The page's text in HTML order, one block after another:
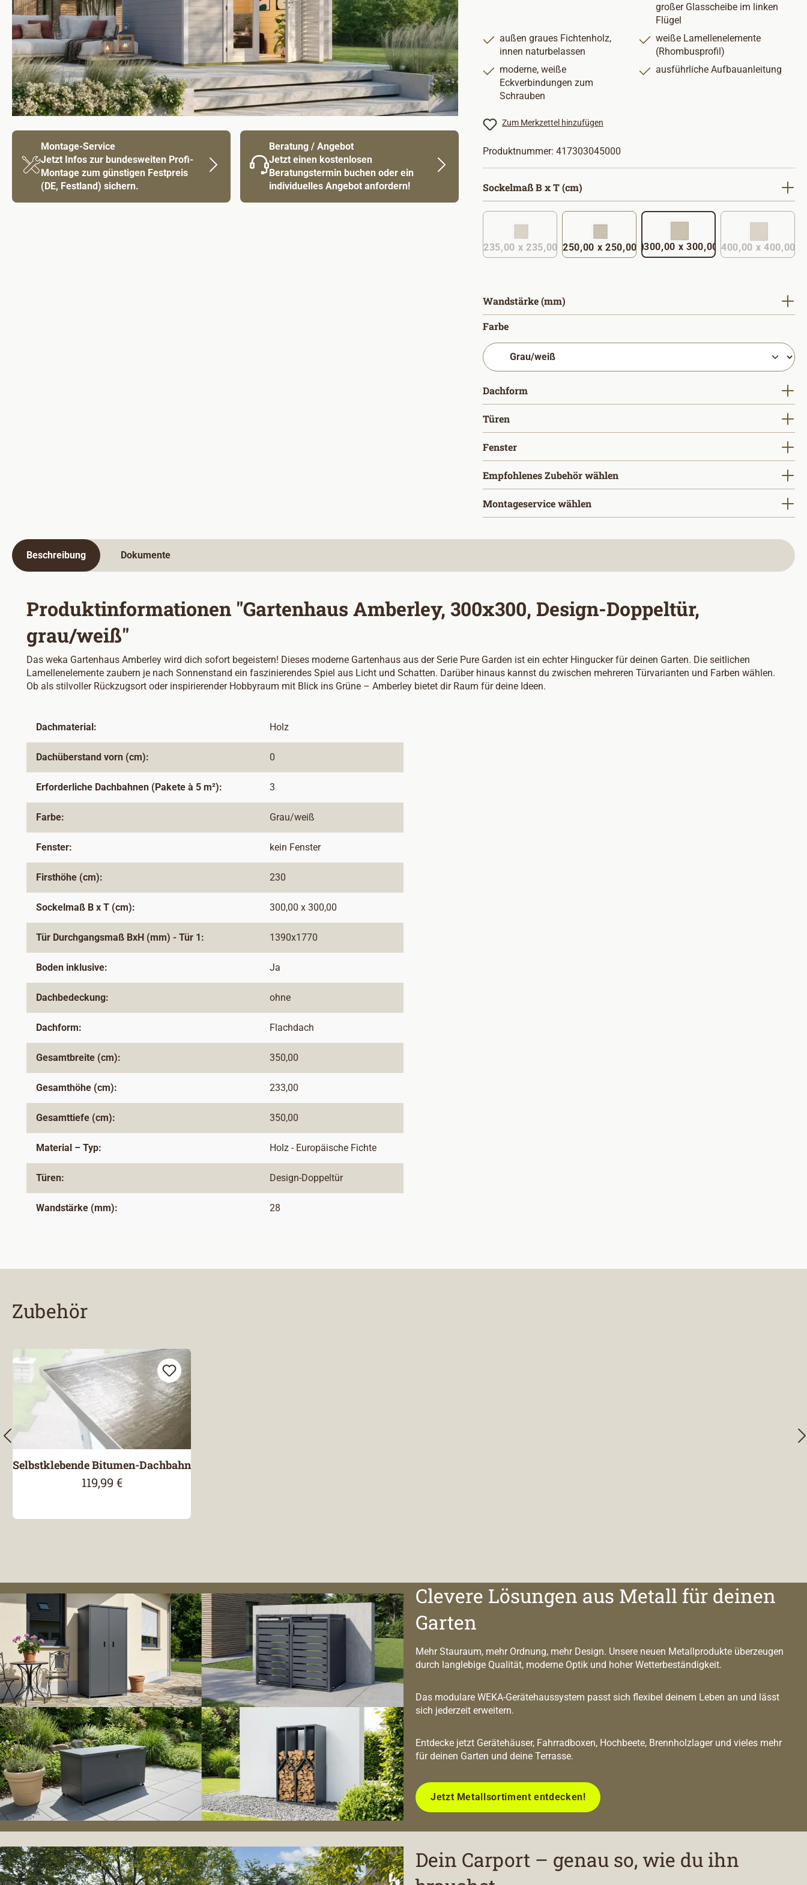
Montage-Service
Jetzt Infos zur bundesweiten Profi-
Montage zum günstigen Festpreis
(DE, Festland) sichern.
Beratung / Angebot
Jetzt einen kostenlosen
Beratungstermin buchen oder ein
individuelles Angebot anfordern!
großer Glasscheibe im linken
Flügel
außen graues Fichtenholz,
innen naturbelassen
weiße Lamellenelemente
(Rhombusprofil)
moderne, weiße
Eckverbindungen zum
Schrauben
ausführliche Aufbauanleitung
Zum Merkzettel hinzufügen
Produktnummer: 417303045000
Sockelmaß B x T (cm)
235,00 x 235,00
(Diese Option ist zurzeit nicht verfügbar. )
250,00 x 250,00 300,00 x 300,00 400,00 x 400,00
Wandstärke (mm)
Farbeauswählen
Dachform
Türen
Fensterauswählen
Empfohlenes Zubehör wählen
Montageservice wählen
Beschreibung Dokumente
Produktinformationen "Gartenhaus Amberley, 300x300, Design-Doppeltür,
grau/weiß"
Das weka Gartenhaus Amberley wird dich sofort begeistern! Dieses moderne Gartenhaus aus der Serie Pure Garden ist ein echter Hingucker für deinen Garten. Die seitlichen
Lamellenelemente zaubern je nach Sonnenstand ein faszinierendes Spiel aus Licht und Schatten. Darüber hinaus kannst du zwischen mehreren Türvarianten und Farben wählen.
Ob als stilvoller Rückzugsort oder inspirierender Hobbyraum mit Blick ins Grüne – Amberley bietet dir Raum für deine Ideen.
Dachmaterial: Holz
Dachüberstand vorn (cm): 0
Erforderliche Dachbahnen (Pakete à 5 m²): 3
Farbe: Grau/weiß
Fenster: kein Fenster
Firsthöhe (cm): 230
Sockelmaß B x T (cm): 300,00 x 300,00
Tür Durchgangsmaß BxH (mm) - Tür 1: 1390x1770
Boden inklusive: Ja
Dachbedeckung: ohne
Dachform: Flachdach
Gesamtbreite (cm): 350,00
Gesamthöhe (cm): 233,00
Gesamttiefe (cm): 350,00
Material – Typ: Holz - Europäische Fichte
Türen: Design-Doppeltür
Wandstärke (mm): 28
Zubehör
Selbstklebende Bitumen-Dachbahn
Regulärer Preis:
119,99 €
Clevere Lösungen aus Metall für deinen
Garten
Mehr Stauraum, mehr Ordnung, mehr Design. Unsere neuen Metallprodukte überzeugen
durch langlebige Qualität, moderne Optik und hoher Wetterbeständigkeit.
Das modulare WEKA-Gerätehaussystem passt sich flexibel deinem Leben an und lässt
sich jederzeit erweitern.
Entdecke jetzt Gerätehäuser, Fahrradboxen, Hochbeete, Brennholzlager und vieles mehr
für deinen Garten und deine Terrasse.
Jetzt Metallsortiment entdecken!
Dein Carport – genau so, wie du ihn